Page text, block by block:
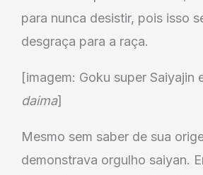
para nunca desistir, pois isso
desgraça para a raça.
[imagem: Goku super Saiyajin
daima]
Mesmo sem saber de sua
demonstrava orgulho saiyan.